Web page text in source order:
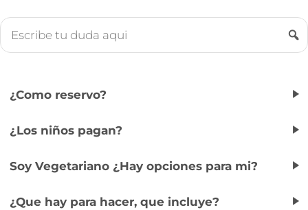
¿Como reservo?
¿Los niños pagan?
Soy Vegetariano ¿Hay opciones para mi?
¿Que hay para hacer, que incluye?